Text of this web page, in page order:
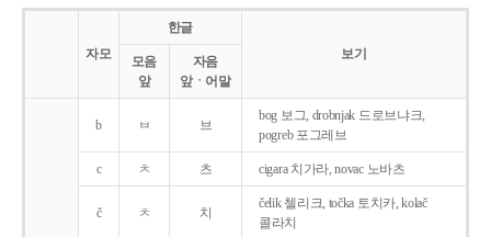
자모
한글
보기
모음
앞
자음
앞ㆍ어말
b ㅂ 브
bog 보그, drobnjak 드로브냐크,
pogreb 포그레브
c ㅊ 츠 cigara 치가라, novac 노바츠
č ㅊ 치
čelik 첼리크, točka 토치카, kolač
콜라치